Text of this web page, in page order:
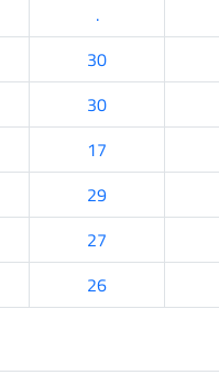
.
30
30
17
29
27
26